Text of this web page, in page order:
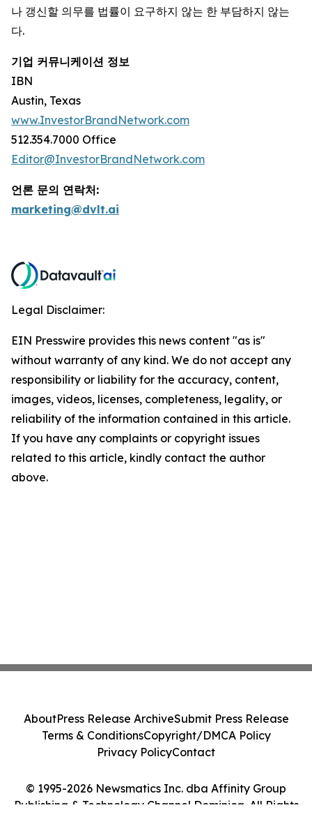
나 갱신할 의무를 법률이 요구하지 않는 한 부담하지 않는
다.
기업 커뮤니케이션 정보
IBN
Austin, Texas
www.InvestorBrandNetwork.com
512.354.7000 Office
Editor@InvestorBrandNetwork.com
언론 문의 연락처:
marketing@dvlt.ai
Legal Disclaimer:
EIN Presswire provides this news content "as is"
without warranty of any kind. We do not accept any
responsibility or liability for the accuracy, content,
images, videos, licenses, completeness, legality, or
reliability of the information contained in this article.
If you have any complaints or copyright issues
related to this article, kindly contact the author
above.
© 1995-2026 Newsmatics Inc. dba Affinity Group
Publishing & Technology Channel Dominica. All Rights
AboutPress Release ArchiveSubmit Press Release
Terms & ConditionsCopyright/DMCA Policy
Privacy PolicyContact